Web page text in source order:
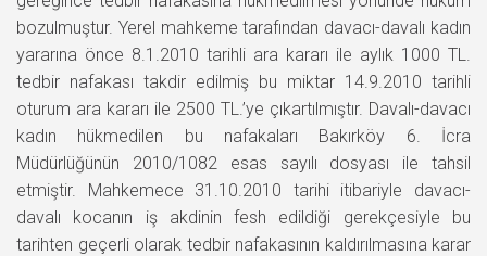
bozulmuştur. Yerel mahkeme tarafından davacı-davalı kadın
yararına önce 8.1.2010 tarihli ara kararı ile aylık 1000 TL.
tedbir nafakası takdir edilmiş bu miktar 14.9.2010 tarihli
oturum ara kararı ile 2500 TL.’ye çıkartılmıştır. Davalı-davacı
kadın hükmedilen bu nafakaları Bakırköy 6. İcra
Müdürlüğünün 2010/1082 esas sayılı dosyası ile tahsil
etmiştir. Mahkemece 31.10.2010 tarihi itibariyle davacı-
davalı kocanın iş akdinin fesh edildiği gerekçesiyle bu
tarihten geçerli olarak tedbir nafakasının kaldırılmasına karar